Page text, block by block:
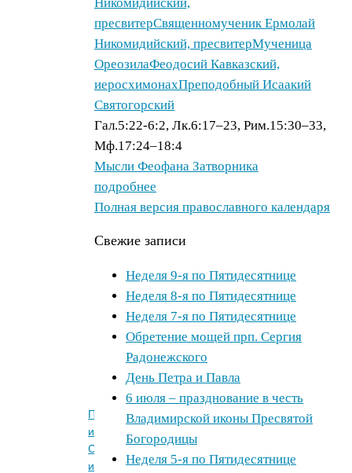
ВКонтакте
(Opens
in
new
window)
Отправить
ссылку
Одноклассники
(Opens
in
new
Click
share
on
Google+
(Opens
in
new
window)
Предыдущее
изображение
Следующее
изображение
пресвитерСвященномученик Ермолай
Никомидийский, пресвитерМученица
ОреозилаФеодосий Кавказский,
иеросхимонахПреподобный Исаакий
Святогорский
Гал.5:22-6:2, Лк.6:17–23, Рим.15:30–33,
Мф.17:24–18:4
Мысли Феофана Затворника
подробнее
Полная версия православного календаря
Свежие записи
Неделя 9-я по Пятидесятнице
Неделя 8-я по Пятидесятнице
Неделя 7-я по Пятидесятнице
Обретение мощей прп. Сергия
Радонежского
День Петра и Павла
6 июля – празднование в честь
Владимирской иконы Пресвятой
Богородицы
Неделя 5-я по Пятидесятнице